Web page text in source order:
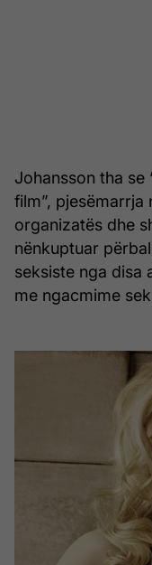
Johansson tha
film”,
organizatës dhe
nënkuptuar
seksiste nga disa
me ngacmime